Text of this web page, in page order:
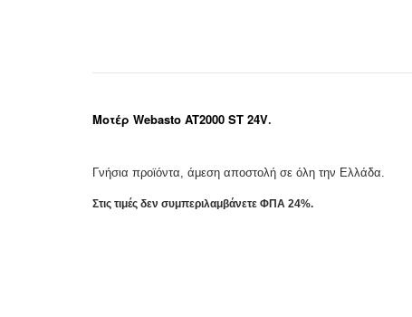
Μοτέρ Webasto AT2000 ST 24V.
Γνήσια προϊόντα, άμεση αποστολή σε όλη την Ελλάδα.
Στις τιμές δεν συμπεριλαμβάνετε ΦΠΑ 24%.